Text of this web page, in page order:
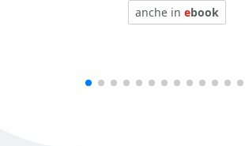
anche in ebook